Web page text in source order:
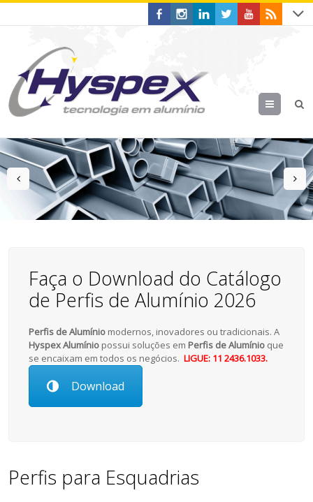
Menu
prev
Faça o Download do Catálogo
de Perfis de Alumínio 2026
Perfis de Alumínio modernos, inovadores ou tradicionais. A
Hyspex Alumínio possui soluções em Perfis de Alumínio que
se encaixam em todos os negócios.LIGUE: 11 2436.1033.
Download
Perfis para Esquadrias